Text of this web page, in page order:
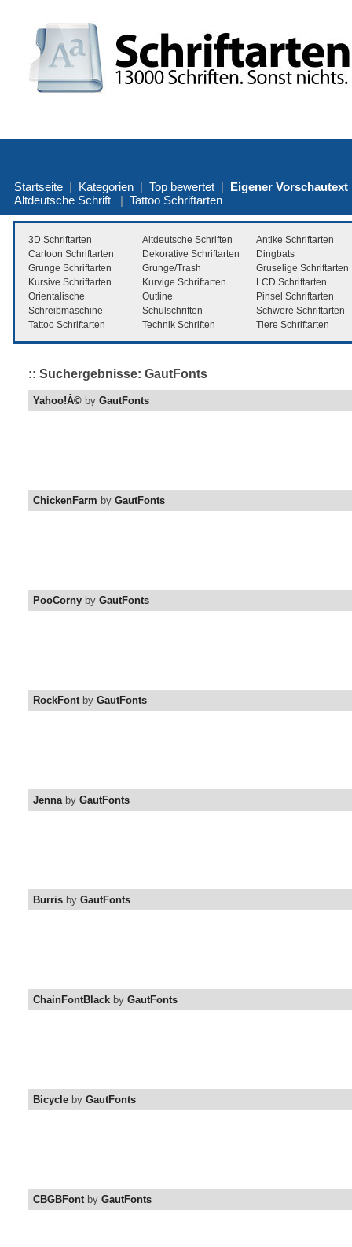
Startseite | Kategorien | Top bewertet | Eigener Vorschautext
Altdeutsche Schrift | Tattoo Schriftarten
3D Schriftarten Altdeutsche Schriften
Antike Schriftarten
Cartoon Schriftarten
Dekorative Schriftarten
Dingbats
Grunge Schriftarten
Grunge/Trash
Gruselige Schriftarten
Kursive Schriftarten
Kurvige Schriftarten
LCD Schriftarten
Orientalische
Outline
Pinsel Schriftarten
Schreibmaschine
Schulschriften
Schwere Schriftarten
Tattoo Schriftarten
Technik Schriften Tiere Schriftarten
:: Suchergebnisse: GautFonts
Yahoo!Â© by GautFonts
ChickenFarm by GautFonts
PooCorny by GautFonts
RockFontby GautFonts
Jennaby GautFonts
Burris by GautFonts
ChainFontBlack by GautFonts
Bicycle by GautFonts
CBGBFontby GautFonts